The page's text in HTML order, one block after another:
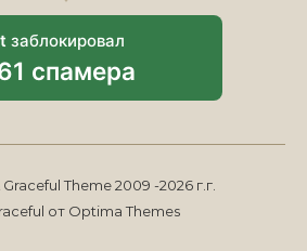
заблокировал
спамера
Theme 2009 -2026 г.г.
от Optima Themes